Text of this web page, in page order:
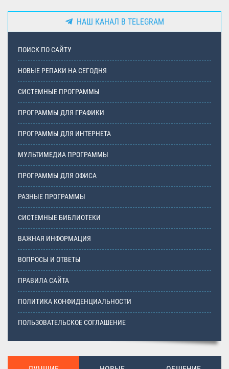
НАШ КАНАЛ В TELEGRAM
ПОИСК ПО САЙТУ
НОВЫЕ РЕПАКИ НА СЕГОДНЯ
СИСТЕМНЫЕ ПРОГРАММЫ
ПРОГРАММЫ ДЛЯ ГРАФИКИ
ПРОГРАММЫ ДЛЯ ИНТЕРНЕТА
МУЛЬТИМЕДИА ПРОГРАММЫ
ПРОГРАММЫ ДЛЯ ОФИСА
РАЗНЫЕ ПРОГРАММЫ
СИСТЕМНЫЕ БИБЛИОТЕКИ
ВАЖНАЯ ИНФОРМАЦИЯ
ВОПРОСЫ И ОТВЕТЫ
ПРАВИЛА САЙТА
ПОЛИТИКА КОНФИДЕНЦИАЛЬНОСТИ
ПОЛЬЗОВАТЕЛЬСКОЕ СОГЛАШЕНИЕ